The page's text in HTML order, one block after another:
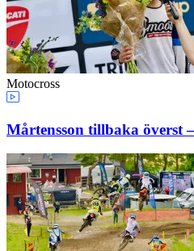
Motocross
Mårtensson tillbaka överst